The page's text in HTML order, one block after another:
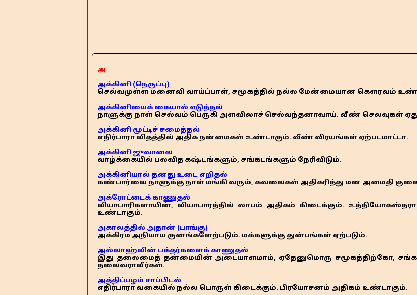
அ
அக்கினி (நெருப்பு)
செல்வமுள்ள மனைவி வாய்ப்பாள், சமூகத்தில் நல்ல மேன்மையான கௌரவம்
அக்கினியைக் கையால் எடுத்தல்
நாளுக்கு நாள் செல்வம் பெருகி அளவிலாச் செல்வந்தனாவாய். வீண் செலவுகள்
அக்கினி மூட்டிச் சமைத்தல்
எதிர்பாரா விதத்தில் அதிக நன்மைகள் உண்டாகும். வீண் விரயங்கள் ஏற்படமாட்டா.
அக்கினி ஜுவாலை
வாழ்க்கையில் பலவித கஷ்டங்களும், சங்கடங்களும் நேரிவிடும்.
அக்கினியால் தனது உடை எறிதல்
கண்பார்வை நாளுக்கு நாள் மங்கி வரும், கவலைகள் அதிகரித்து மன அமைதி
அக்ரோட்டைக் காணுதல்
வியாபாரிகளாயின், வியாபாரத்தில் லாபம் அதிகம் கிடைக்கும்.
உண்டாகும்.
அகாலத்தில் அதான் (பாங்கு)
அக்கிரம அநியாய குனங்களேற்படும். மக்களுக்கு துன்பங்கள் ஏற்படும்.
அல்லாஹ்வின் பக்தர்களைக் காணுதல்
இது தலைமைத் தன்மையின் அடையாளமாம், ஏதேனுமொரு சமூகத்திற்கோ,
தலைவராவீர்கள்.
அத்திப்பழம் சாப்பிடல்
எதிர்பாரா வகையில் நல்ல பொருள் கிடைக்கும். பிரயோசனம் அதிகம் உண்டாகும்.